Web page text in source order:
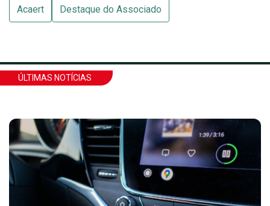
Acaert Destaque do Associado
ÚLTIMAS NOTÍCIAS